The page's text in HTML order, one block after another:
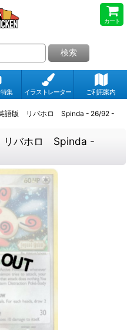
カート
検索
集 イラストレーター ご利用案内
語版 リバホロ Spinda - 26/92 -
バホロ Spinda -